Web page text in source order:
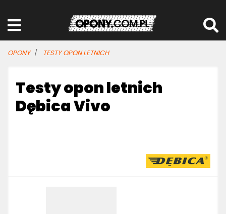
OPONY TESTY OPON LETNICH
Testy opon letnich
Dębica Vivo